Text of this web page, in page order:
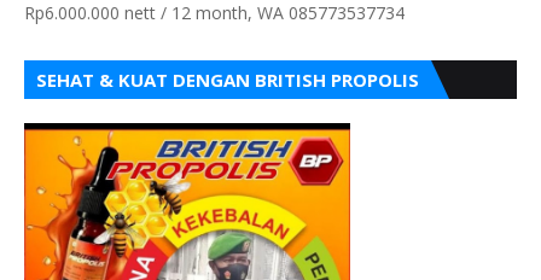
Rp6.000.000 nett / 12 month, WA 085773537734
SEHAT & KUAT DENGAN BRITISH PROPOLIS